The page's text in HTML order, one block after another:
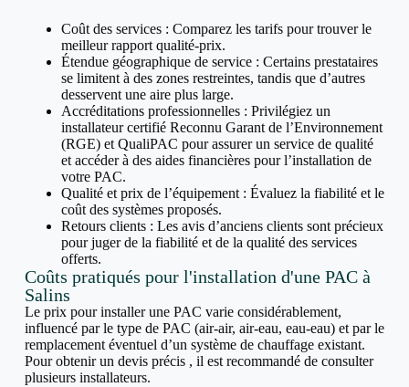
Coût des services : Comparez les tarifs pour trouver le
meilleur rapport qualité-prix.
Étendue géographique de service : Certains prestataires
se limitent à des zones restreintes, tandis que d’autres
desservent une aire plus large.
Accréditations professionnelles : Privilégiez un
installateur certifié Reconnu Garant de l’Environnement
(RGE) et QualiPAC pour assurer un service de qualité
et accéder à des aides financières pour l’installation de
votre PAC.
Qualité et prix de l’équipement : Évaluez la fiabilité et le
coût des systèmes proposés.
Retours clients : Les avis d’anciens clients sont précieux
pour juger de la fiabilité et de la qualité des services
offerts.
Coûts pratiqués pour l'installation d'une PAC à
Salins
Le prix pour installer une PAC varie considérablement,
influencé par le type de PAC (air-air, air-eau, eau-eau) et par le
remplacement éventuel d’un système de chauffage existant.
Pour obtenir un devis précis , il est recommandé de consulter
plusieurs installateurs.